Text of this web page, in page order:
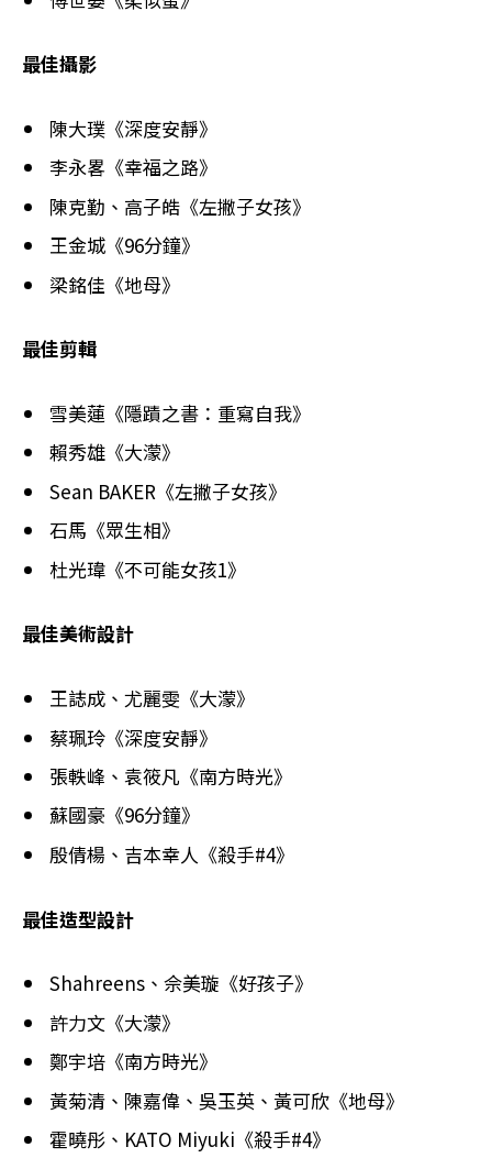
最佳攝影
陳大璞《深度安靜》
李永畧《幸福之路》
陳克勤、高子皓《左撇子女孩》
王金城《96分鐘》
梁銘佳《地母》
最佳剪輯
雪美蓮《隱蹟之書：重寫自我》
賴秀雄《大濛》
Sean BAKER《左撇子女孩》
石馬《眾生相》
杜光瑋《不可能女孩1》
最佳美術設計
王誌成、尤麗雯《大濛》
蔡珮玲《深度安靜》
張軼峰、袁筱凡《南方時光》
蘇國豪《96分鐘》
殷倩楊、吉本幸人《殺手#4》
最佳造型設計
Shahreens、佘美璇《好孩子》
許力文《大濛》
鄭宇培《南方時光》
黃菊清、陳嘉偉、吳玉英、黃可欣《地母》
霍曉彤、KATO Miyuki《殺手#4》